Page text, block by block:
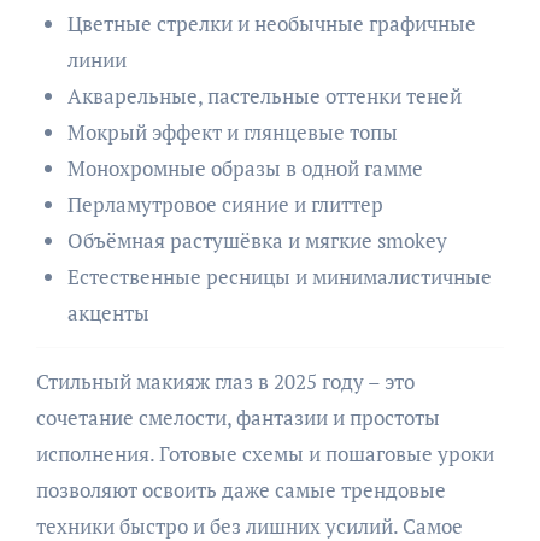
Цветные стрелки и необычные графичные
линии
Акварельные, пастельные оттенки теней
Мокрый эффект и глянцевые топы
Монохромные образы в одной гамме
Перламутровое сияние и глиттер
Объёмная растушёвка и мягкие smokey
Естественные ресницы и минималистичные
акценты
Стильный макияж глаз в 2025 году – это
сочетание смелости, фантазии и простоты
исполнения. Готовые схемы и пошаговые уроки
позволяют освоить даже самые трендовые
техники быстро и без лишних усилий. Самое